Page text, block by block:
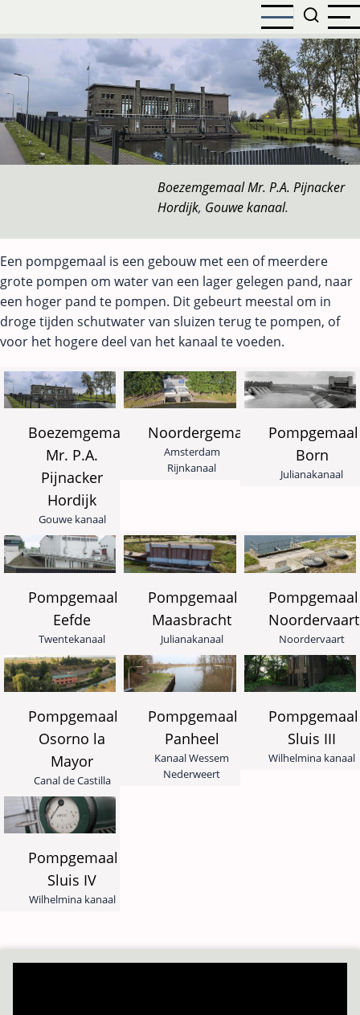
de
inhoud
gaan
Boezemgemaal Mr. P.A. Pijnacker
Hordijk, Gouwe kanaal.
Een pompgemaal is een gebouw met een of meerdere
grote pompen om water van een lager gelegen pand, naar
een hoger pand te pompen. Dit gebeurt meestal om in
droge tijden schutwater van sluizen terug te pompen, of
voor het hogere deel van het kanaal te voeden.
Boezemgemaal
Mr. P.A.
Pijnacker
Hordijk
Gouwe kanaal
Noordergemaal
Amsterdam
Rijnkanaal
Pompgemaal
Born
Julianakanaal
Pompgemaal
Eefde
Twentekanaal
Pompgemaal
Maasbracht
Julianakanaal
Pompgemaal
Noordervaart
Noordervaart
Pompgemaal
Osorno la
Mayor
Canal de Castilla
Pompgemaal
Panheel
Kanaal Wessem
Nederweert
Pompgemaal
Sluis III
Wilhelmina kanaal
Pompgemaal
Sluis IV
Wilhelmina kanaal